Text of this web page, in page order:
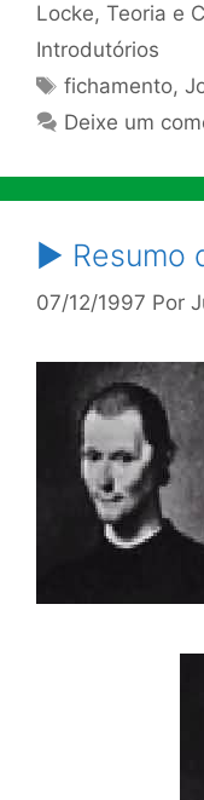
Locke, Teoria e
Introdutórios
Tags
fichamento,
Deixe um
► Resumo
07/12/1997 Por